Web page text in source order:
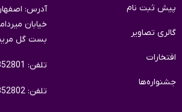
پیش ثبت نام
گالری تصاویر
افتخارات
جشنواره‌ها
آدرس:
خیابان
بست گل
تلفن: 32352801-031
تلفن: 32352802-031